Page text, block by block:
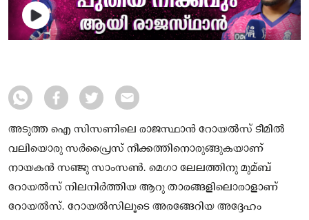
അടുത്ത ഐ സിസണിലെ രാജസ്ഥാൻ റോയൽസ് ടീമിൽ
വലിയൊരു സർപ്രൈസ് നീക്കത്തിനൊരുങ്ങുകയാണ്
നായകൻ സഞ്ജു സാംസൺ. മെഗാ ലേലത്തിനു മുമ്ബ്
റോയൽസ് നിലനിർത്തിയ ആറു താരങ്ങളിലൊരാളാണ്
റോയൽസ്. റോയൽസിലൂടെ അരങ്ങേറിയ അദ്ദേഹം